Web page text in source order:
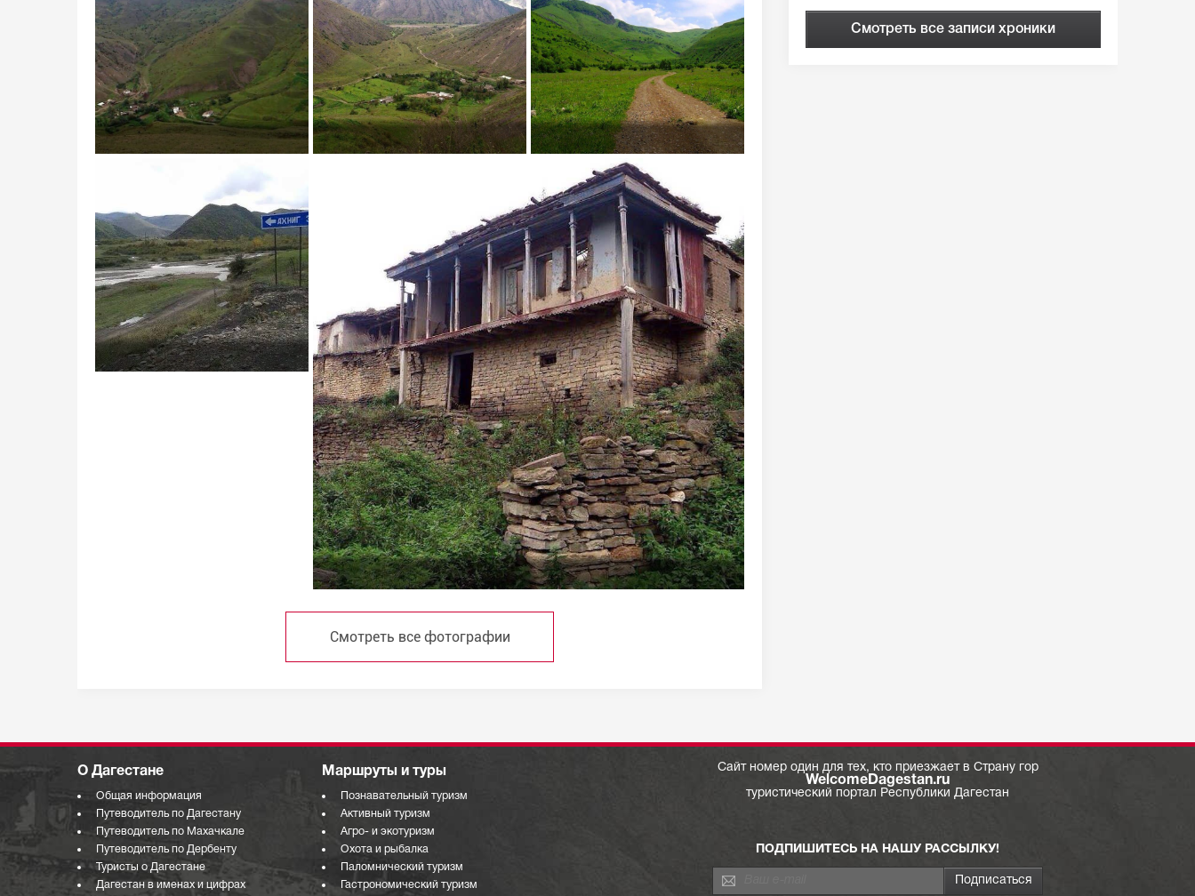
Смотреть все фотографии
Смотреть все записи хроники
О Дагестане
Общая информация
Путеводитель по Дагестану
Путеводитель по Махачкале
Путеводитель по Дербенту
Туристы о Дагестане
Дагестан в именах и цифрах
Маршруты и туры
Познавательный туризм
Активный туризм
Агро- и экотуризм
Охота и рыбалка
Паломнический туризм
Гастрономический туризм
Сайт номер один для тех, кто приезжает в Страну гор
WelcomeDagestan.ru
туристический портал Республики Дагестан
ПОДПИШИТЕСЬ НА НАШУ РАССЫЛКУ!